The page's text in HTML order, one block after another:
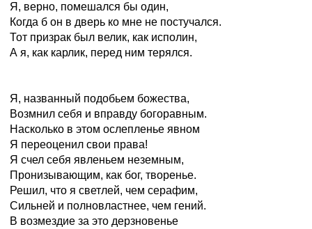
Я, верно, помешался бы один,
Когда б он в дверь ко мне не постучался.
Тот призрак был велик, как исполин,
А я, как карлик, перед ним терялся.
Я, названный подобьем божества,
Возмнил себя и вправду богоравным.
Насколько в этом ослепленье явном
Я переоценил свои права!
Я счел себя явленьем неземным,
Пронизывающим, как бог, творенье.
Решил, что я светлей, чем серафим,
Сильней и полновластнее, чем гений.
В возмездие за это дерзновенье